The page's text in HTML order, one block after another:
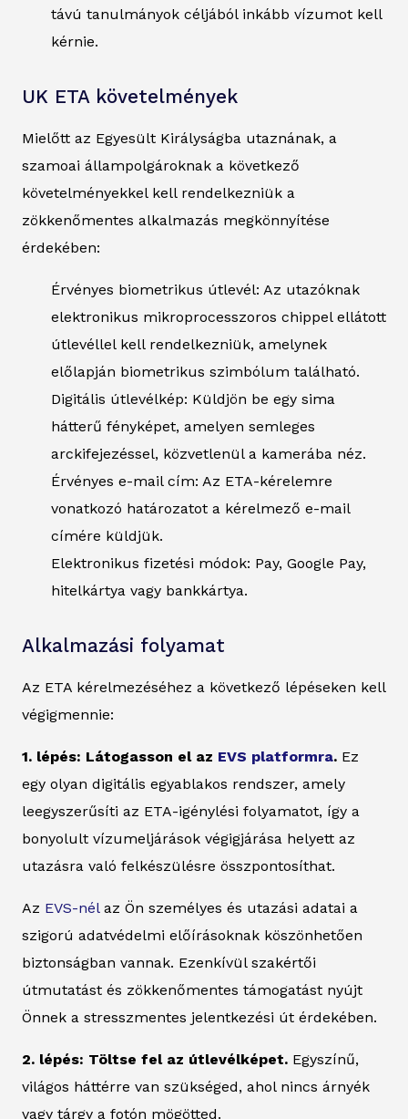
távú tanulmányok céljából inkább vízumot kell
kérnie.
UK ETA követelmények
Mielőtt az Egyesült Királyságba utaznának, a
szamoai állampolgároknak a következő
követelményekkel kell rendelkezniük a
zökkenőmentes alkalmazás megkönnyítése
érdekében:
Érvényes biometrikus útlevél: Az utazóknak
elektronikus mikroprocesszoros chippel ellátott
útlevéllel kell rendelkezniük, amelynek
előlapján biometrikus szimbólum található.
Digitális útlevélkép: Küldjön be egy sima
hátterű fényképet, amelyen semleges
arckifejezéssel, közvetlenül a kamerába néz.
Érvényes e-mail cím: Az ETA-kérelemre
vonatkozó határozatot a kérelmező e-mail
címére küldjük.
Elektronikus fizetési módok: Pay, Google Pay,
hitelkártya vagy bankkártya.
Alkalmazási folyamat
Az ETA kérelmezéséhez a következő lépéseken kell
végigmennie:
1. lépés: Látogasson el az EVS platformra. Ez
egy olyan digitális egyablakos rendszer, amely
leegyszerűsíti az ETA-igénylési folyamatot, így a
bonyolult vízumeljárások végigjárása helyett az
utazásra való felkészülésre összpontosíthat.
Az EVS-nélaz Ön személyes és utazási adatai a
szigorú adatvédelmi előírásoknak köszönhetően
biztonságban vannak. Ezenkívül szakértői
útmutatást és zökkenőmentes támogatást nyújt
Önnek a stresszmentes jelentkezési út érdekében.
2. lépés: Töltse fel az útlevélképet. Egyszínű,
világos háttérre van szükséged, ahol nincs árnyék
vagy tárgy a fotón mögötted.